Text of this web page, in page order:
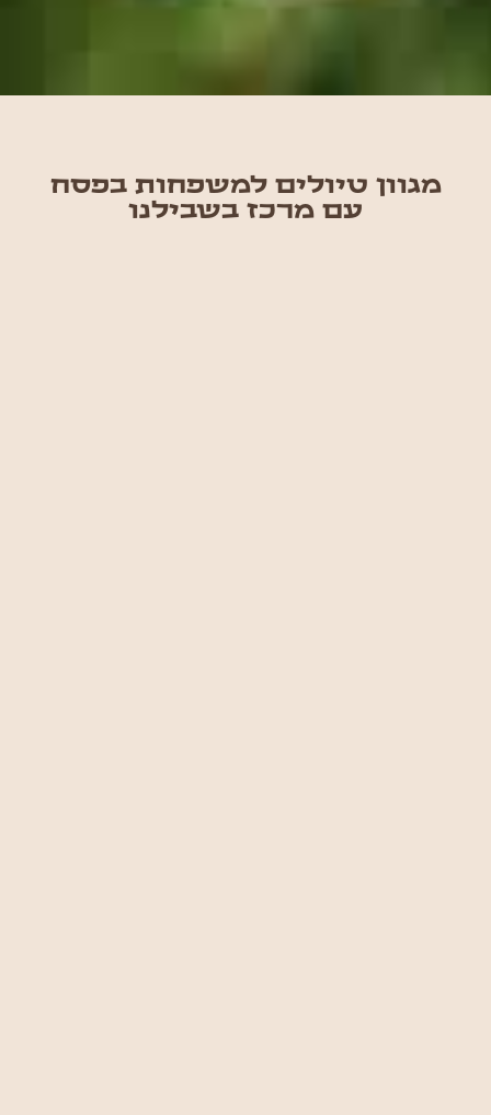
מגוון טיולים למשפחות בפסח
עם מרכז בשבילנו